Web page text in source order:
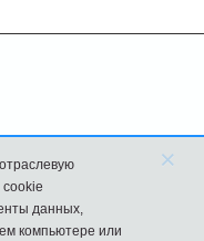
данных,
компьютере или
×